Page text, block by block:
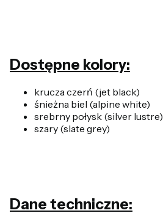
Dostępne kolory:
krucza czerń (jet black)
śnieżna biel (alpine white)
srebrny połysk (silver lustre)
szary (slate grey)
Dane techniczne: